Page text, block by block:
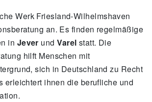
Werk Friesland-Wilhelmshaven
an. Es finden regelmäßige
in Jever undVarel statt. Die
hilft Menschen mit
sich in Deutschland zu Recht
erleichtert ihnen die berufliche und